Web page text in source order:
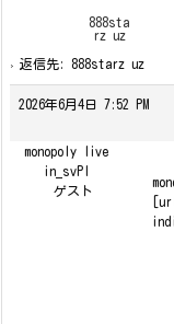
888sta
rz uz
› 返信先: 888starz uz
2026年6月4日 7:52 PM
monopoly live
in_svPl
ゲスト